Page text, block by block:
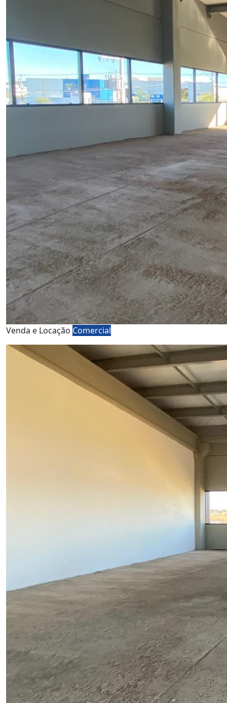
Venda e Locação Comercial